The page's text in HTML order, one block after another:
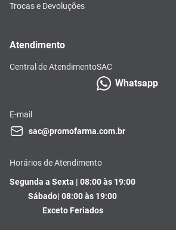
Trocas e Devoluções
Atendimento
Central de AtendimentoSAC
Whatsapp
E-mail
sac@promofarma.com.br
Horários de Atendimento
Segunda a Sexta | 08:00 às 19:00
Sábado| 08:00 às 19:00
Exceto Feriados